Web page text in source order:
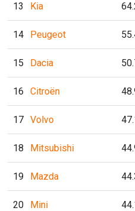
13 Kia
14 Peugeot
15 Dacia
16 Citroën
17 Volvo
18 Mitsubishi
19 Mazda
20 Mini